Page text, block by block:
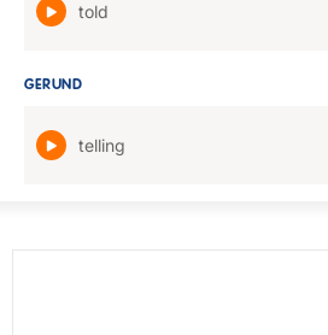
told
GERUND
telling